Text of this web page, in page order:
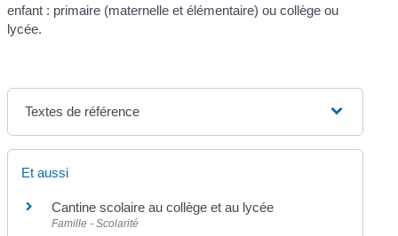
enfant : primaire (maternelle et élémentaire) ou collège ou
lycée.
Textes de référence
Et aussi
Cantine scolaire au collège et au lycée
Famille - Scolarité